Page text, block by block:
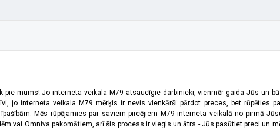
pie mums! Jo interneta veikala M79 atsaucīgie darbinieki, vienmēr gaida Jūs un
jo interneta veikala M79 mērķis ir nevis vienkārši pārdot preces, bet rūpēties
Mēs rūpējamies par saviem pircējiem M79 interneta veikalā no pirmā
vai Omniva pakomātiem, arī šis process ir viegls un ātrs - Jūs pasūtiet preci un